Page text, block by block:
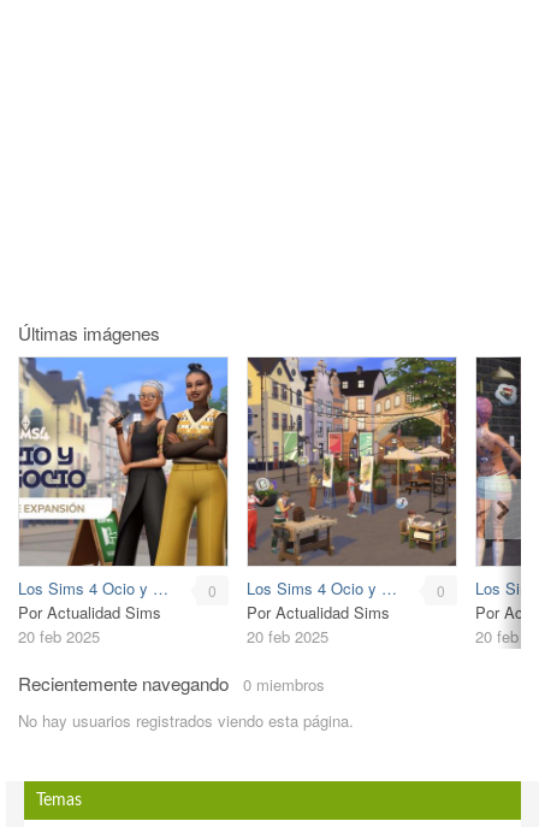
Últimas imágenes
0
Los Sims 4 Ocio y Negocio
Por Actualidad Sims
20 feb 2025
0
Los Sims 4 Ocio y Negocio
Por Actualidad Sims
20 feb 2025
Por
20 feb
Recientemente navegando 0 miembros
No hay usuarios registrados viendo esta página.
Temas